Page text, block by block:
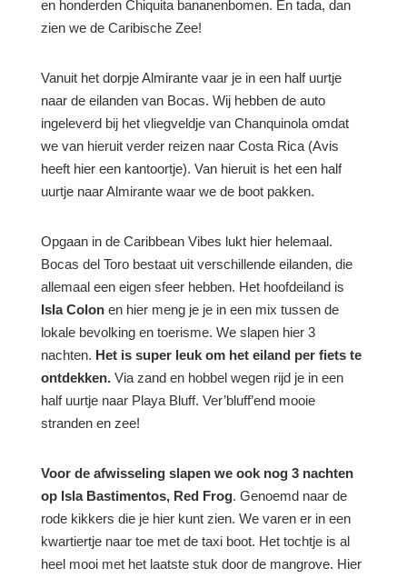
en honderden Chiquita bananenbomen. En tada, dan
zien we de Caribische Zee!
Vanuit het dorpje Almirante vaar je in een half uurtje
naar de eilanden van Bocas. Wij hebben de auto
ingeleverd bij het vliegveldje van Chanquinola omdat
we van hieruit verder reizen naar Costa Rica (Avis
heeft hier een kantoortje). Van hieruit is het een half
uurtje naar Almirante waar we de boot pakken.
Opgaan in de Caribbean Vibes lukt hier helemaal.
Bocas del Toro bestaat uit verschillende eilanden, die
allemaal een eigen sfeer hebben. Het hoofdeiland is
Isla Colonen hier meng je je in een mix tussen de
lokale bevolking en toerisme. We slapen hier 3
nachten. Het is super leuk om het eiland per fiets te
ontdekken.Via zand en hobbel wegen rijd je in een
half uurtje naar Playa Bluff. Ver’bluff’end mooie
stranden en zee!
Voor de afwisseling slapen we ook nog 3 nachten
op Isla Bastimentos, Red Frog. Genoemd naar de
rode kikkers die je hier kunt zien. We varen er in een
kwartiertje naar toe met de taxi boot. Het tochtje is al
heel mooi met het laatste stuk door de mangrove. Hier